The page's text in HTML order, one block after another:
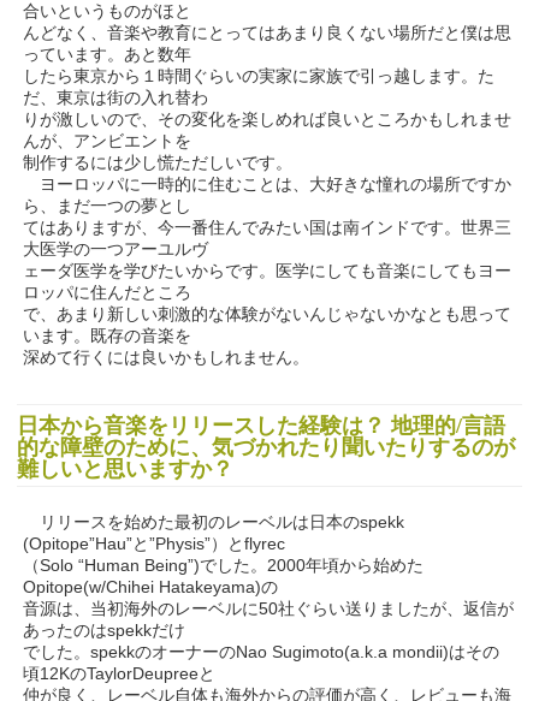
合いというものがほと
んどなく、音楽や教育にとってはあまり良くない場所だと僕は思
っています。あと数年
したら東京から１時間ぐらいの実家に家族で引っ越します。た
だ、東京は街の入れ替わ
りが激しいので、その変化を楽しめれば良いところかもしれませ
んが、アンビエントを
制作するには少し慌ただしいです。
ヨーロッパに一時的に住むことは、大好きな憧れの場所ですか
ら、まだ一つの夢とし
てはありますが、今一番住んでみたい国は南インドです。世界三
大医学の一つアーユルヴ
ェーダ医学を学びたいからです。医学にしても音楽にしてもヨー
ロッパに住んだところ
で、あまり新しい刺激的な体験がないんじゃないかなとも思って
います。既存の音楽を
深めて行くには良いかもしれません。
日本から音楽をリリースした経験は？ 地理的/言語
的な障壁のために、気づかれたり聞いたりするのが
難しいと思いますか？
リリースを始めた最初のレーベルは日本のspekk
(Opitope”Hau”と”Physis”）とflyrec
（Solo “Human Being”)でした。2000年頃から始めた
Opitope(w/Chihei Hatakeyama)の
音源は、当初海外のレーベルに50社ぐらい送りましたが、返信が
あったのはspekkだけ
でした。spekkのオーナーのNao Sugimoto(a.k.a mondii)はその
頃12KのTaylorDeupreeと
仲が良く、レーベル自体も海外からの評価が高く、レビューも海